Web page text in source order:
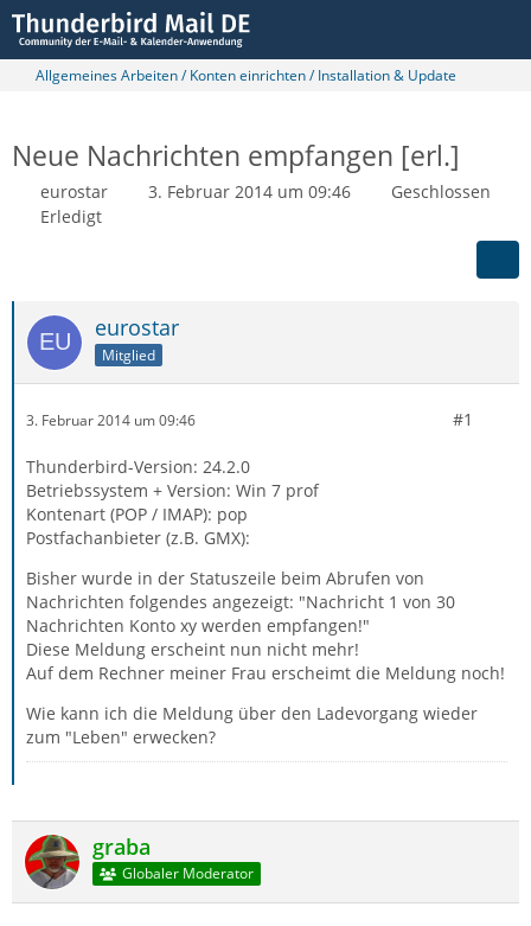
Allgemeines Arbeiten / Konten einrichten / Installation & Update
Neue Nachrichten empfangen [erl.]
eurostar 3. Februar 2014 um 09:46
Geschlossen
Erledigt
eurostar
Mitglied
3. Februar 2014 um 09:46 #1
Thunderbird-Version: 24.2.0
Betriebssystem + Version: Win 7 prof
Kontenart (POP / IMAP): pop
Postfachanbieter (z.B. GMX):
Bisher wurde in der Statuszeile beim Abrufen von
Nachrichten folgendes angezeigt: "Nachricht 1 von 30
Nachrichten Konto xy werden empfangen!"
Diese Meldung erscheint nun nicht mehr!
Auf dem Rechner meiner Frau erscheimt die Meldung noch!
Wie kann ich die Meldung über den Ladevorgang wieder
zum "Leben" erwecken?
graba
Globaler Moderator